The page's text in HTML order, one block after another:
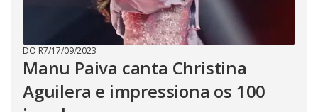
DO R7/17/09/2023
Manu Paiva canta Christina
Aguilera e impressiona os 100